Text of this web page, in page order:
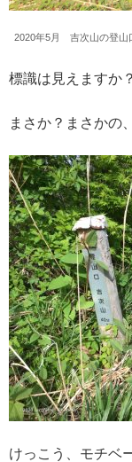
2020年5月 吉次山の登山
標識は見えますか？
まさか？まさかの
けっこう、モチベ